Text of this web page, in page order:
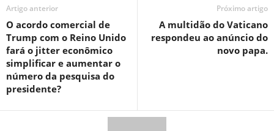
Artigo anterior
O acordo comercial de
Trump com o Reino Unido
fará o jitter econômico
simplificar e aumentar o
número da pesquisa do
presidente?
Próximo artigo
A multidão do Vaticano
respondeu ao anúncio do
novo papa.